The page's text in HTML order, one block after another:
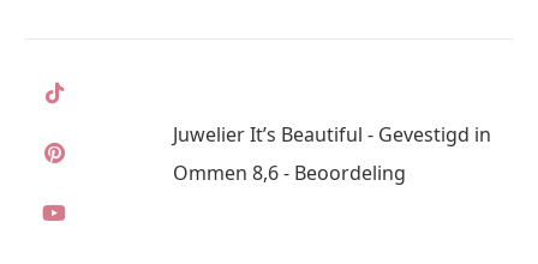
Juwelier It’s Beautiful - Gevestigd in
Ommen 8,6 - Beoordeling